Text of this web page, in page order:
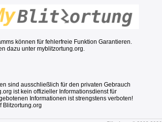
können für fehlerfreie Funktion Garantieren.
dazu unter myblitzortung.org.
sind ausschließlich für den privaten Gebrauch
ist kein offizieller Informationsdienst für
Informationen ist strengstens verboten!
Blitzortung.org